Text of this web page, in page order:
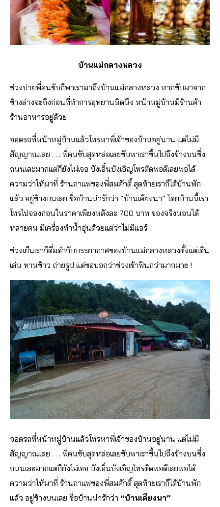
บ้านแม่กลางหลวง
ช่วงบ่ายพี่คนขับก็พาเรามาถึงบ้านแม่กลางหลวง หากขับมาจาก
ข้างล่างจะถึงก่อนที่ทำการอุทยานนิดนึง หน้าหมู่บ้านมีร้านค้า
ร้านอาหารอยู่ด้วย
จอดรถที่หน้าหมู่บ้านแล้วโทรหาพี่เจ้าของบ้านอยู่นาน แต่ไม่มี
สัญญาณเลย . . . พี่คนขับสุดหล่อเลยขับพาเราขึ้นไปถึงข้างบนซึ่ง
ถนนเละมากแต่ก็ยังไม่เจอ บังเอิ๋นบังเอิญโทรติดพอดีเลยพอได้
ความว่าให้มาที่ ร้านกาแฟของพี่สมศักดิ์ สุดท้ายเราก็ได้บ้านพัก
แล้ว อยู่ข้างบนเลย ชื่อบ้านน่ารักว่า “บ้านเคียงนา” โดยบ้านนี้เรา
โทรไปจองก่อนในราคาเพียงหลังละ 700 บาท ของจริงนอนได้
หลายคน มีเครื่องทำน้ำอุ่นด้วยแต่ว่าไม่มีแอร์
ช่วงเย็นเราก็ดื่มด่ำกับบรรยากาศของบ้านแม่กลางหลวงตั้งแต่เดิน
เล่น ทานข้าว ถ่ายรูป แต่ขอบอกว่าช่วงเช้าฟินกว่ามากมาย !
จอดรถที่หน้าหมู่บ้านแล้วโทรหาพี่เจ้าของบ้านอยู่นาน แต่ไม่มี
สัญญาณเลย . . . พี่คนขับสุดหล่อเลยขับพาเราขึ้นไปถึงข้างบนซึ่ง
ถนนเละมากแต่ก็ยังไม่เจอ บังเอิ๋นบังเอิญโทรติดพอดีเลยพอได้
ความว่าให้มาที่ ร้านกาแฟของพี่สมศักดิ์ สุดท้ายเราก็ได้บ้านพัก
แล้ว อยู่ข้างบนเลย ชื่อบ้านน่ารักว่า “บ้านเคียงนา”